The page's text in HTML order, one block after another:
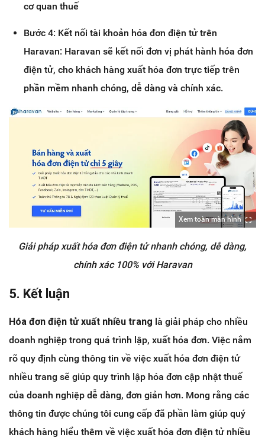
cơ quan thuế
Bước 4: Kết nối tài khoản hóa đơn điện tử trên
Haravan: Haravan sẽ kết nối đơn vị phát hành hóa đơn
điện tử, cho khách hàng xuất hóa đơn trực tiếp trên
phần mềm nhanh chóng, dễ dàng và chính xác.
Xem toàn màn hình
Giải pháp xuất hóa đơn điện tử nhanh chóng, dễ dàng,
chính xác 100% với Haravan
5. Kết luận
Hóa đơn điện tử xuất nhiều trang là giải pháp cho nhiều
doanh nghiệp trong quá trình lập, xuất hóa đơn. Việc nắm
rõ quy định cùng thông tin về việc xuất hóa đơn điện tử
nhiều trang sẽ giúp quy trình lập hóa đơn cập nhật thuế
của doanh nghiệp dễ dàng, đơn giản hơn. Mong rằng các
thông tin được chúng tôi cung cấp đã phần làm giúp quý
khách hàng hiểu thêm về việc xuất hóa đơn điện tử nhiều